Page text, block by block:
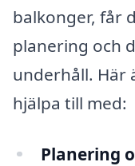
balkonger, får
planering och
underhåll. Här
hjälpa till med:
Planering